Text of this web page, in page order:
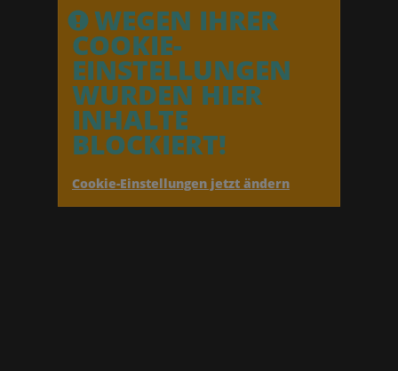
WEGEN IHRER
COOKIE-
EINSTELLUNGEN
WURDEN HIER
INHALTE
BLOCKIERT!
Cookie-Einstellungen jetzt ändern